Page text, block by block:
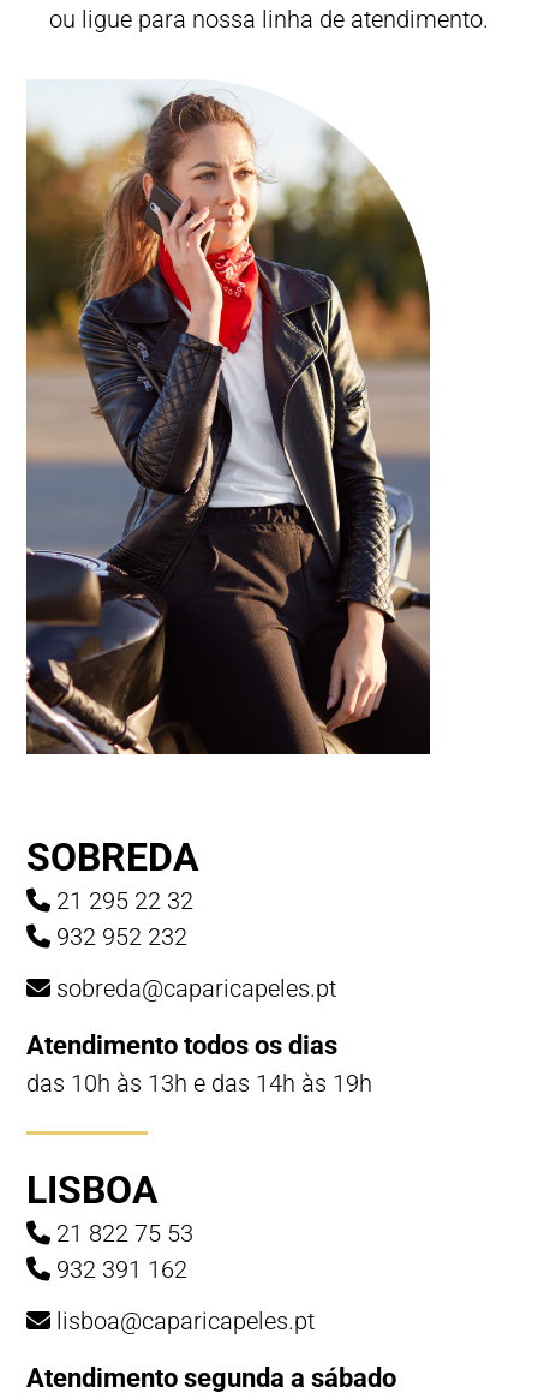
ou ligue para nossa linha de atendimento.
SOBREDA
21 295 22 32
932 952 232
sobreda@caparicapeles.pt
Atendimento todos os dias
das 10h às 13h e das 14h às 19h
LISBOA
21 822 75 53
932 391 162
lisboa@caparicapeles.pt
Atendimento segunda a sábado